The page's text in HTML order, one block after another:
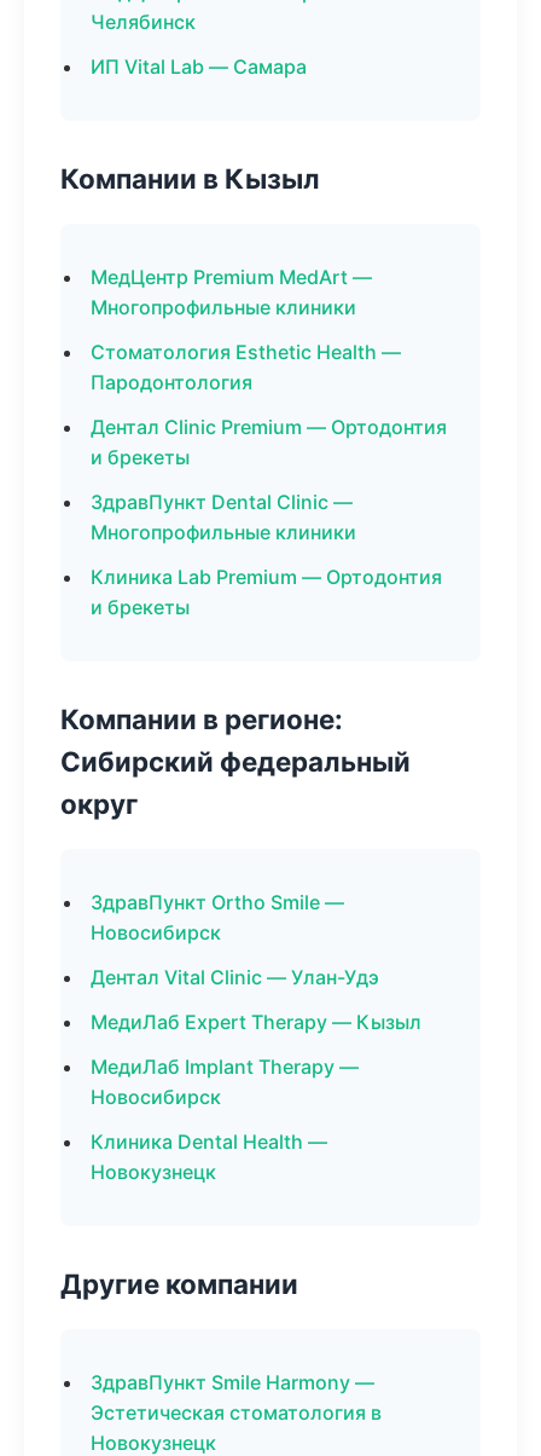
Челябинск
ИП Vital Lab — Самара
Компании в Кызыл
МедЦентр Premium MedArt —
Многопрофильные клиники
Стоматология Esthetic Health —
Пародонтология
Дентал Clinic Premium — Ортодонтия
и брекеты
ЗдравПункт Dental Clinic —
Многопрофильные клиники
Клиника Lab Premium — Ортодонтия
и брекеты
Компании в регионе:
Сибирский федеральный
округ
ЗдравПункт Ortho Smile —
Новосибирск
Дентал Vital Clinic — Улан-Удэ
МедиЛаб Expert Therapy — Кызыл
МедиЛаб Implant Therapy —
Новосибирск
Клиника Dental Health —
Новокузнецк
Другие компании
ЗдравПункт Smile Harmony —
Эстетическая стоматология в
Новокузнецк